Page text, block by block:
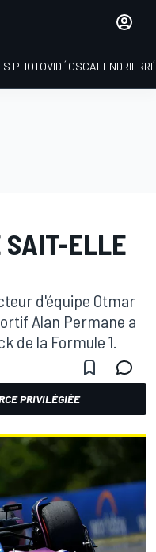
PHOTOVIDÉOSCALENDRIER
SAIT-ELLE
d'équipe Otmar
Alan Permane a
de la Formule 1.
PRIVILÉGIÉE